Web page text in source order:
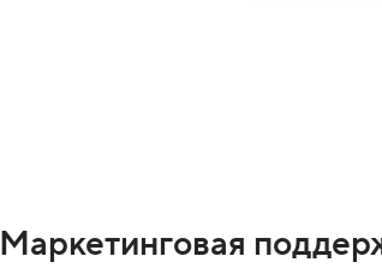
Маркетинговая